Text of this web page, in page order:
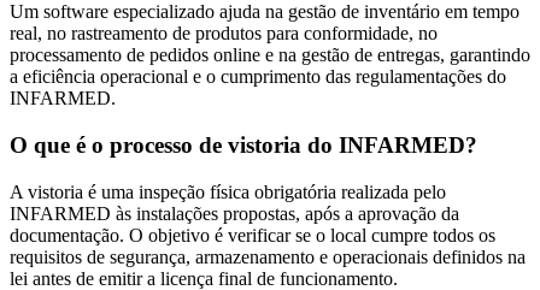
Um software especializado ajuda na gestão de inventário em tempo
real, no rastreamento de produtos para conformidade, no
processamento de pedidos online e na gestão de entregas, garantindo
a eficiência operacional e o cumprimento das regulamentações do
INFARMED.
O que é o processo de vistoria do INFARMED?
A vistoria é uma inspeção física obrigatória realizada pelo
INFARMED às instalações propostas, após a aprovação da
documentação. O objetivo é verificar se o local cumpre todos os
requisitos de segurança, armazenamento e operacionais definidos na
lei antes de emitir a licença final de funcionamento.